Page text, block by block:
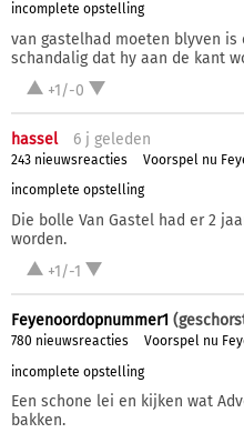
incomplete opstelling
van gastelhad moeten blyven is
schandalig dat hy aan de kant
+1/-0
hassel 6 j geleden
243 nieuwsreacties
Voorspel nu
incomplete opstelling
Die bolle Van Gastel had er 2
worden.
+1/-1
Feyenoordopnummer1
780 nieuwsreacties
Voorspel nu
incomplete opstelling
Een schone lei en kijken wat
bakken.